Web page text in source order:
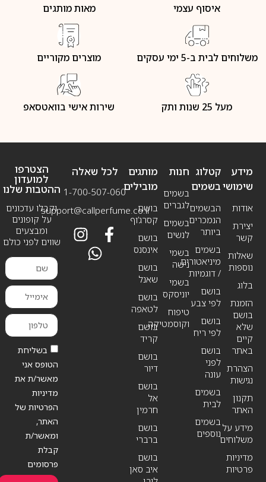
איסוף עצמי מאות מותגים
משלוחים לבית ב-5 ימי עסקים מוצרים מקוריים
מעל 25 שנות ותק שירות אישי בוואטסאפ
מידע
שימושי
אודות
יצירת
קשר
שאלות
נוספות
בלוג
הזמנת
בושם
שלא
קיים
באתר
הצהרת
נגישות
תקנון
האתר
מידע על
משלוחים
מדיניות
פרטיות
חנות
בשמים
לגברים
בשמים
לנשים
בשמי
נישה
בשמי
יוניסקס
טיפוח
וקוסמטיקה
קטלוג
בשמים
הבשמים
הנמכרים
ביותר
בשמים
מיניאטורים
/ דוגמיות
בושם
לפי צבע
בושם
לפי ריח
בושם
לפני
עונה
בשמים
לבית
בשמים
נוספים
מותגים
מובילים
בושם
קסרג’וף
בושם
אינסנס
בושם
שאנל
בושם
לטאפה
בושם
קריד
בושם
דיור
בושם
אל
חרמין
בושם
ברברי
בושם
איב סאן
לכל שאלה
1-700-507-060
support@callperfume.co.il
הצטרפו
למועדון
ההטבות שלנו
וקבלו עדכונים
על קופונים
ומבצעים
שווים לפני כולם
בשליחת
הטופס אני
מאשר/ת את
מדיניות
הפרטיות של
האתר,
ומאשר/ת
קבלת
פרסומים